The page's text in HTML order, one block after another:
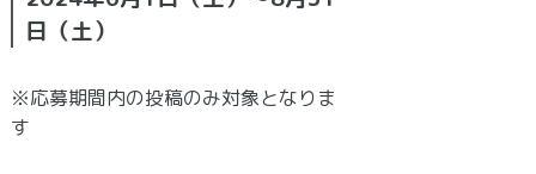
日（土）
※応募期間内の投稿のみ対象となりま
す